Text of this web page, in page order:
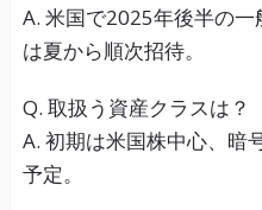
A. 米国で2025年後半の
は夏から順次招待。
Q. 取扱う資産クラスは？
A. 初期は米国株中心、暗
予定。